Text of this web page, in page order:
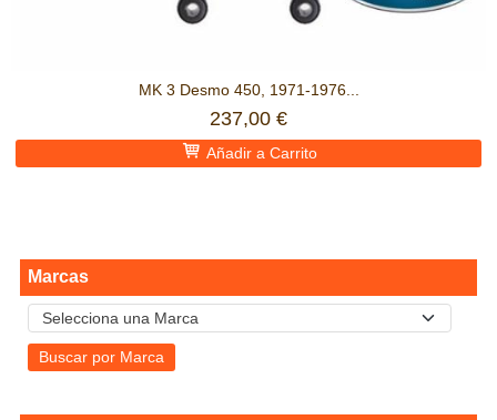
Marcas
MK 3 Desmo 450, 1971-1976...
237,00 €
Añadir a Carrito